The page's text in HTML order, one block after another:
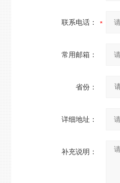
联系电话：
常用邮箱：
省份：
详细地址：
补充说明：